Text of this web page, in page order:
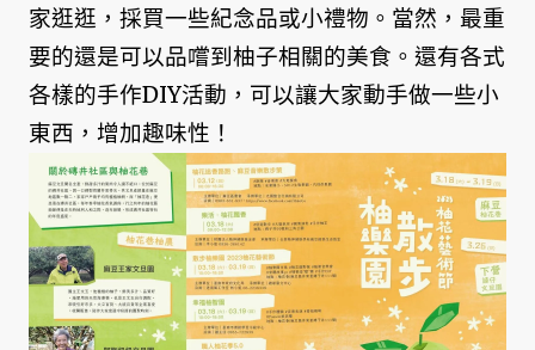
家逛逛，採買一些紀念品或小禮物。當然，最重
要的還是可以品嚐到柚子相關的美食。還有各式
各樣的手作DIY活動，可以讓大家動手做一些小
東西，增加趣味性！